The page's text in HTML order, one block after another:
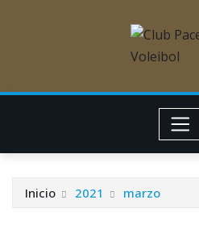
Inicio 2021 marzo